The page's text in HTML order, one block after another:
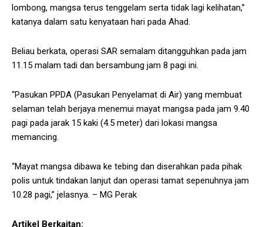
lombong, mangsa terus tenggelam serta tidak lagi kelihatan,”
katanya dalam satu kenyataan hari pada Ahad.
Beliau berkata, operasi SAR semalam ditangguhkan pada jam
11.15 malam tadi dan bersambung jam 8 pagi ini.
“Pasukan PPDA (Pasukan Penyelamat di Air) yang membuat
selaman telah berjaya menemui mayat mangsa pada jam 9.40
pagi pada jarak 15 kaki (4.5 meter) dari lokasi mangsa
memancing.
“Mayat mangsa dibawa ke tebing dan diserahkan pada pihak
polis untuk tindakan lanjut dan operasi tamat sepenuhnya jam
10.28 pagi,” jelasnya. – MG Perak
Artikel Berkaitan: